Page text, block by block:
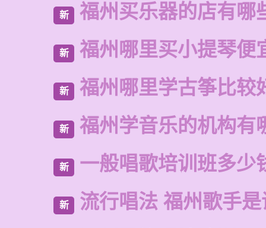
新 福州买乐器的店有哪
新 福州哪里买小提琴便
新 福州哪里学古筝比较
新 福州学音乐的机构有
新 一般唱歌培训班多少
新 流行唱法 福州歌手是